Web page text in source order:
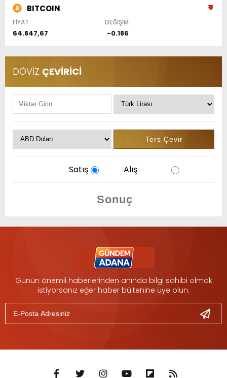
BITCOIN
FİYAT DEĞİŞİM
64.847,67 -0.186
DÖVİZ ÇEVİRİCİ
Satış Alış
Günün önemli haberlerinden anında bilgi sahibi olmak
istiyorsanız eğer haber bültenine üye olun.